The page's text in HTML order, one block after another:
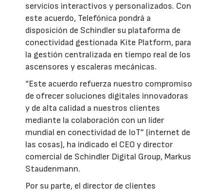
servicios interactivos y personalizados. Con
este acuerdo, Telefónica pondrá a
disposición de Schindler su plataforma de
conectividad gestionada Kite Platform, para
la gestión centralizada en tiempo real de los
ascensores y escaleras mecánicas.
“Este acuerdo refuerza nuestro compromiso
de ofrecer soluciones digitales innovadoras
y de alta calidad a nuestros clientes
mediante la colaboración con un líder
mundial en conectividad de IoT” (internet de
las cosas), ha indicado el CEO y director
comercial de Schindler Digital Group, Markus
Staudenmann.
Por su parte, el director de clientes